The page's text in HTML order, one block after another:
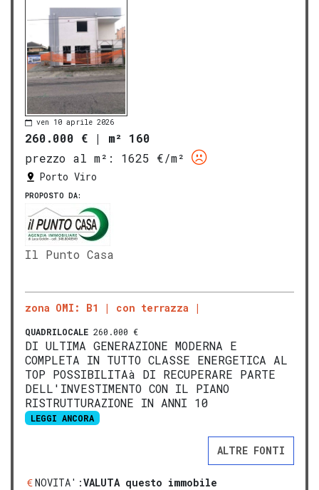
ven 10 aprile 2026
260.000 € | m² 160
prezzo al m²:
1625 €/m²
Porto Viro
PROPOSTO DA:
Il Punto Casa
zona OMI: B1 con terrazza
QUADRILOCALE 260.000 €
DI ULTIMA GENERAZIONE MODERNA E
COMPLETA IN TUTTO CLASSE ENERGETICA AL
TOP POSSIBILITAà DI RECUPERARE PARTE
DELL'INVESTIMENTO CON IL PIANO
RISTRUTTURAZIONE IN ANNI 10
LEGGI ANCORA
ALTRE FONTI
NOVITA':VALUTA questo immobile